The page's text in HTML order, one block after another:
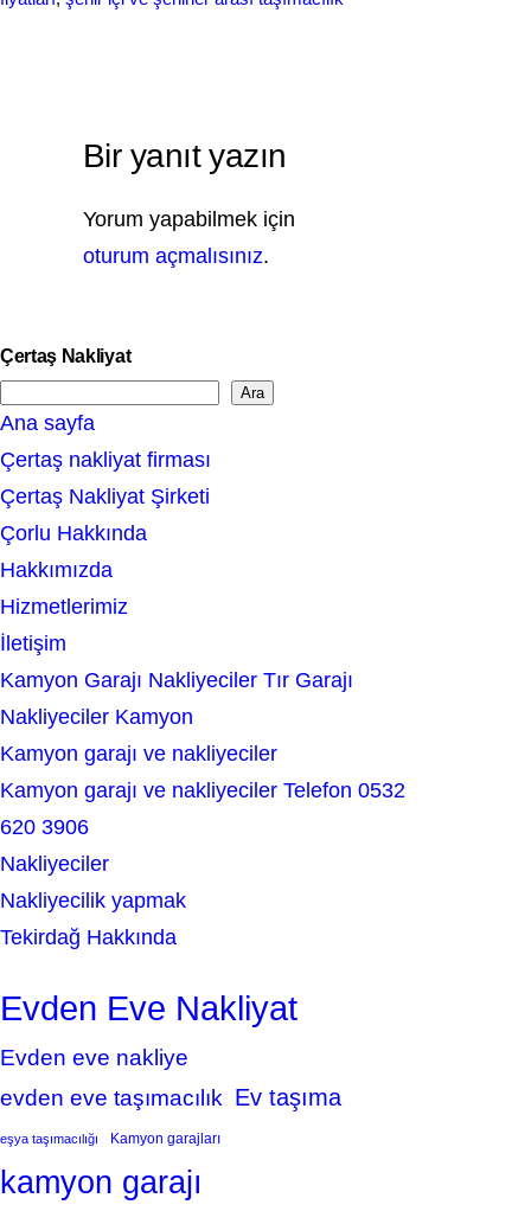
Bir yanıt yazın
Yorum yapabilmek için
oturum açmalısınız.
Çertaş Nakliyat
e
a
r
c
h
Ara
Ana sayfa
Çertaş nakliyat firması
Çertaş Nakliyat Şirketi
Çorlu Hakkında
Hakkımızda
Hizmetlerimiz
İletişim
Kamyon Garajı Nakliyeciler Tır Garajı
Nakliyeciler Kamyon
Kamyon garajı ve nakliyeciler
Kamyon garajı ve nakliyeciler Telefon 0532
620 3906
Nakliyeciler
Nakliyecilik yapmak
Tekirdağ Hakkında
Evden Eve Nakliyat
Evden eve nakliye
evden eve taşımacılık Ev taşıma
eşya taşımacılığı Kamyon garajları
kamyon garajı